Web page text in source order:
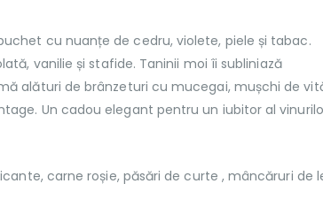
cu nuanțe de cedru, violete, piele și tabac.
vanilie și stafide. Taninii moi îi subliniază
alături de brânzeturi cu mucegai, mușchi de
Un cadou elegant pentru un iubitor al
carne roșie, păsări de curte , mâncăruri de